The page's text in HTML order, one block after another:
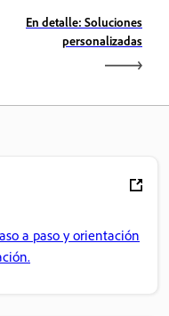
En detalle: Soluciones
personalizadas
a paso y orientación